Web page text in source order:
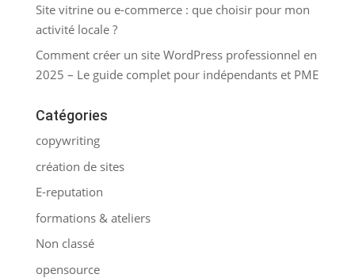
Site vitrine ou e-commerce : que choisir pour mon
activité locale ?
Comment créer un site WordPress professionnel en
2025 – Le guide complet pour indépendants et PME
Catégories
copywriting
création de sites
E-reputation
formations & ateliers
Non classé
opensource